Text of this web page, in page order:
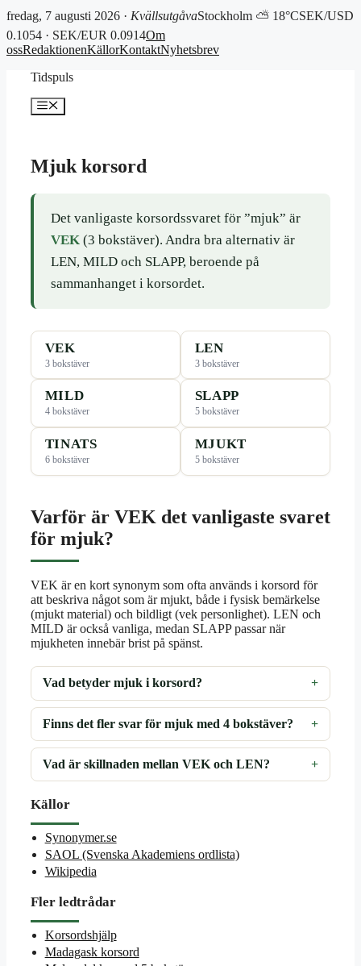
fredag, 7 augusti 2026 · KvällsutgåvaStockholm ⛅ 18°CSEK/USD
0.1054 · SEK/EUR 0.0914Om
ossRedaktionenKällorKontaktNyhetsbrev
Tidspuls
Meny
Mjuk korsord
Det vanligaste korsordssvaret för ”mjuk” är
VEK(3 bokstäver). Andra bra alternativ är
LEN, MILD och SLAPP, beroende på
sammanhanget i korsordet.
VEK
3 bokstäver
LEN
3 bokstäver
MILD
4 bokstäver
SLAPP
5 bokstäver
TINATS
6 bokstäver
MJUKT
5 bokstäver
Varför är VEK det vanligaste svaret
för mjuk?
VEK är en kort synonym som ofta används i korsord för
att beskriva något som är mjukt, både i fysisk bemärkelse
(mjukt material) och bildligt (vek personlighet). LEN och
MILD är också vanliga, medan SLAPP passar när
mjukheten innebär brist på spänst.
Vad betyder mjuk i korsord?
Finns det fler svar för mjuk med 4 bokstäver?
Vad är skillnaden mellan VEK och LEN?
Källor
Synonymer.se
SAOL (Svenska Akademiens ordlista)
Wikipedia
Fler ledtrådar
Korsordshjälp
Madagask korsord